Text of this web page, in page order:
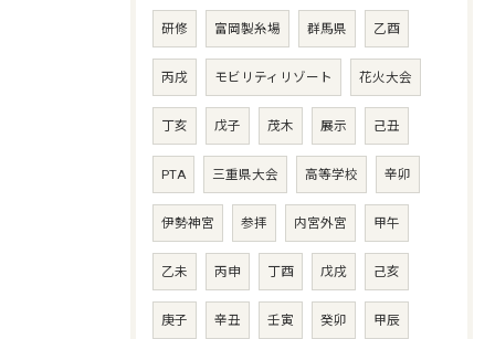
研修 富岡製糸場 群馬県 乙酉
丙戌 モビリティリゾート 花火大会
丁亥 戊子 茂木 展示 己丑
PTA 三重県大会 高等学校 辛卯
伊勢神宮 参拝 内宮外宮 甲午
乙未 丙申 丁酉 戊戌 己亥
庚子 辛丑 壬寅 癸卯 甲辰